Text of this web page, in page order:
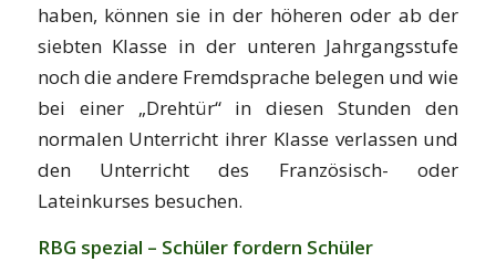
haben, können sie in der höheren oder ab der
siebten Klasse in der unteren Jahrgangsstufe
noch die andere Fremdsprache belegen und wie
bei einer „Drehtür“ in diesen Stunden den
normalen Unterricht ihrer Klasse verlassen und
den Unterricht des Französisch- oder
Lateinkurses besuchen.
RBG spezial – Schüler fordern Schüler